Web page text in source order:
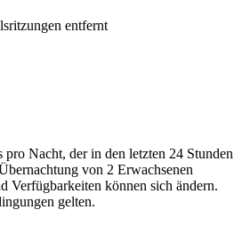
entfernt
pro Nacht, der in den letzten 24 Stunden
von 2 Erwachsenen
Verfügbarkeiten können sich ändern.
gelten.